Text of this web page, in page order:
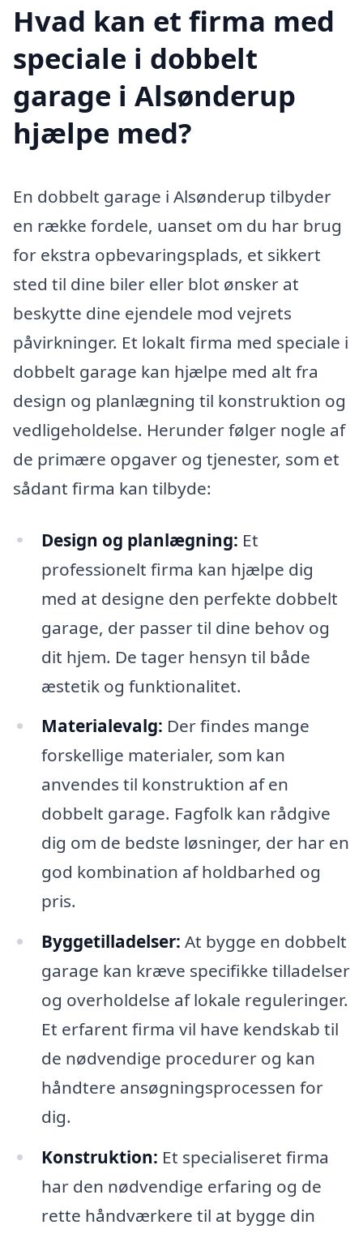
Hvad kan et firma med
speciale i dobbelt
garage i Alsønderup
hjælpe med?
En dobbelt garage i Alsønderup tilbyder
en række fordele, uanset om du har brug
for ekstra opbevaringsplads, et sikkert
sted til dine biler eller blot ønsker at
beskytte dine ejendele mod vejrets
påvirkninger. Et lokalt firma med speciale i
dobbelt garage kan hjælpe med alt fra
design og planlægning til konstruktion og
vedligeholdelse. Herunder følger nogle af
de primære opgaver og tjenester, som et
sådant firma kan tilbyde:
Design og planlægning: Et
professionelt firma kan hjælpe dig
med at designe den perfekte dobbelt
garage, der passer til dine behov og
dit hjem. De tager hensyn til både
æstetik og funktionalitet.
Materialevalg: Der findes mange
forskellige materialer, som kan
anvendes til konstruktion af en
dobbelt garage. Fagfolk kan rådgive
dig om de bedste løsninger, der har en
god kombination af holdbarhed og
pris.
Byggetilladelser: At bygge en dobbelt
garage kan kræve specifikke tilladelser
og overholdelse af lokale reguleringer.
Et erfarent firma vil have kendskab til
de nødvendige procedurer og kan
håndtere ansøgningsprocessen for
dig.
Konstruktion: Et specialiseret firma
har den nødvendige erfaring og de
rette håndværkere til at bygge din